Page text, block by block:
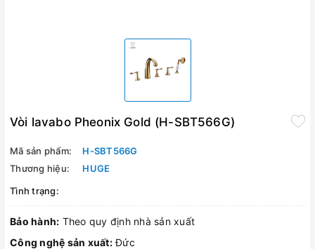
Vòi lavabo Pheonix Gold (H-SBT566G)
Mã sản phẩm:
H-SBT566G
Thương hiệu:
HUGE
Tình trạng:
Bảo hành: Theo quy định nhà sản xuất
Công nghệ sản xuất:Đức